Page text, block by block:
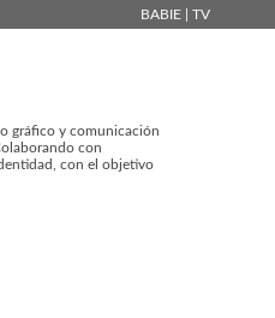
BABIE | TV
gráfico y comunicación
con
con el objetivo